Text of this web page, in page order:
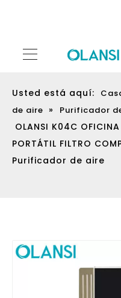
Usted está aquí:
de aire » Purificador
OLANSI K04C
PORTÁTIL FILTRO
Purificador de aire